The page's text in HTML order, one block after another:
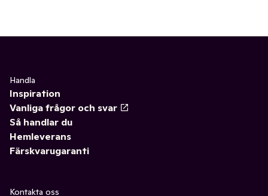
Handla
Inspiration
Vanliga frågor och svar
Så handlar du
Hemleverans
Färskvarugaranti
Kontakta oss